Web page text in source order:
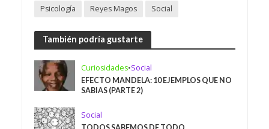
Psicología
Reyes Magos Social
También podría gustarte
Curiosidades•Social
EFECTO MANDELA: 10 EJEMPLOS QUE NO
SABIAS (PARTE 2)
Social